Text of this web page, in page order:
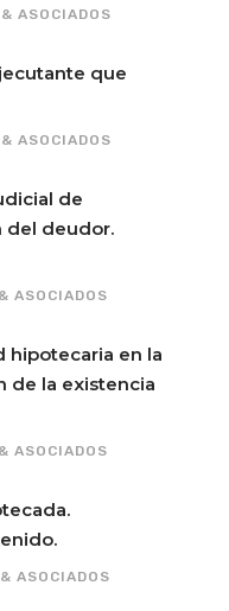
ASOCIADOS
que
ASOCIADOS
de
del deudor.
ASOCIADOS
hipotecaria en la
de la existencia
ASOCIADOS
ASOCIADOS